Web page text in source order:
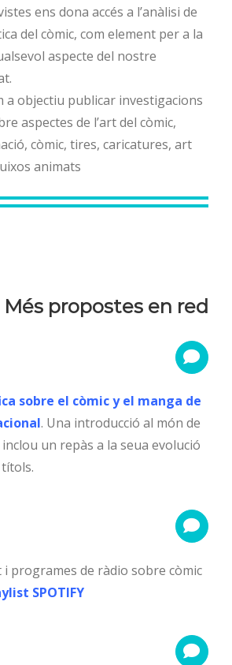
ens dona accés a l’anàlisi de
del còmic, com element per a la
aspecte del nostre
a objectiu publicar investigacions
aspectes de l’art del còmic,
còmic, tires, caricatures, art
animats
Més propostes en red
sobre el còmic y el manga de
. Una introducció al món de
un repàs a la seua evolució
i programes de ràdio sobre còmic
SPOTIFY